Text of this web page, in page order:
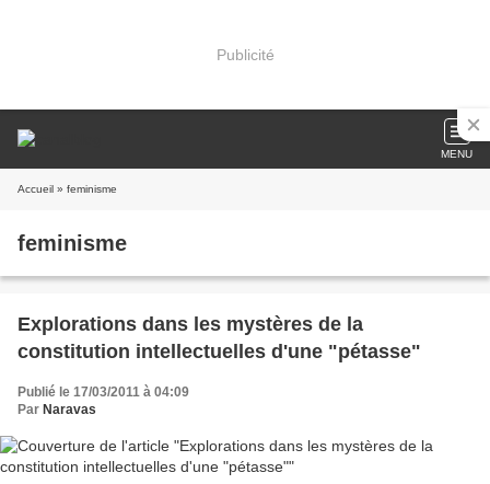
Publicité
MENU
Accueil » feminisme
feminisme
Explorations dans les mystères de la
constitution intellectuelles d'une "pétasse"
Publié le 17/03/2011 à 04:09
Par Naravas